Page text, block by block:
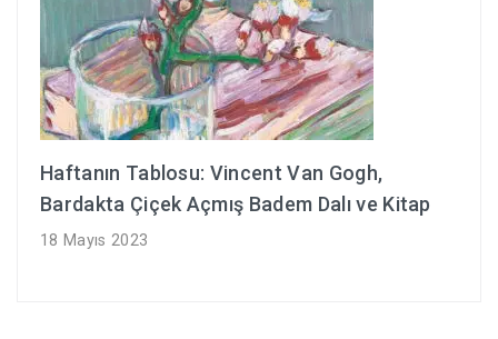
Haftanın Tablosu: Vincent Van Gogh,
Bardakta Çiçek Açmış Badem Dalı ve Kitap
18 Mayıs 2023